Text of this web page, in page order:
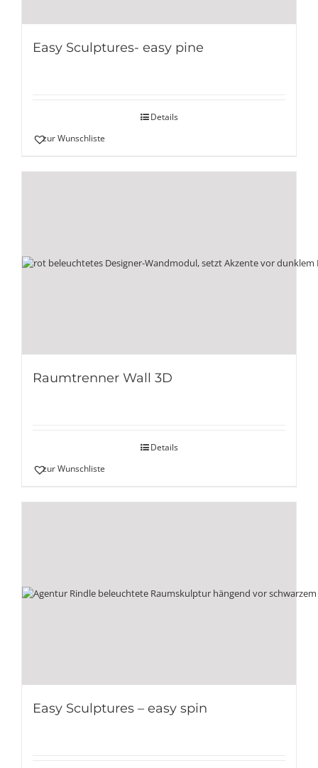
Easy Sculptures- easy pine
Details
zur Wunschliste
Raumtrenner Wall 3D
Details
zur Wunschliste
Easy Sculptures – easy spin